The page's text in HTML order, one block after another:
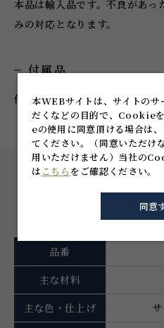
本品は輸入品です。不良があっ
みの対応となります。
付属品
付属ねじ：M4×25
仕様
品番
主な材料
主な色・仕上げ
本WEBサイトは、サイトの
だくなどの目的で、Cookieを
eの使用に同意頂ける場合は
てください。
（同意いただ
用いただけません） 当社の
は こちら をご確認ください。
同意